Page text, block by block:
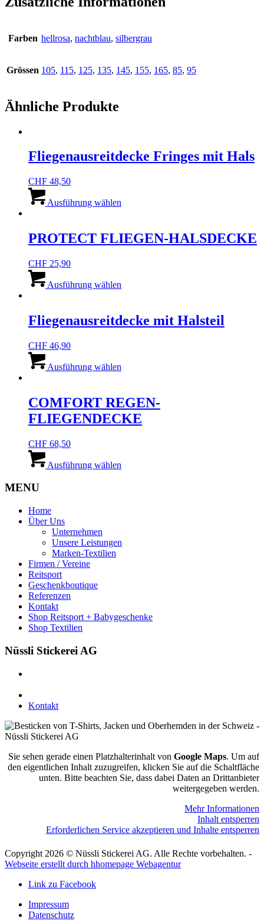
Farben hellrosa, nachtblau, silbergrau
Grössen 105, 115, 125, 135, 145, 155, 165, 85, 95
Ähnliche Produkte
Fliegenausreitdecke Fringes mit Hals
CHF 48,50
Ausführung wählen
Varianten
auf.
auf
gewählt
werden
PROTECT FLIEGEN-HALSDECKE
CHF 25,90
Ausführung wählen
Varianten
auf.
auf
gewählt
werden
Fliegenausreitdecke mit Halsteil
CHF 46,90
Ausführung wählen
Varianten
auf.
Die
Produktseite
COMFORT REGEN-
FLIEGENDECKE
CHF 68,50
Ausführung wählen
können
auf
MENU
Home
Über Uns
Unternehmen
Unsere Leistungen
Marken-Textilien
Firmen / Vereine
Reitsport
Geschenkboutique
Referenzen
Kontakt
Shop Reitsport + Babygeschenke
Shop Textilien
Nüssli Stickerei AG
Kontakt
Sie sehen gerade einen Platzhalterinhalt von Google Maps. Um auf
den eigentlichen Inhalt zuzugreifen, klicken Sie auf die Schaltfläche
unten. Bitte beachten Sie, dass dabei Daten an Drittanbieter
weitergegeben werden.
Mehr Informationen
Inhalt entsperren
Erforderlichen Service akzeptieren und Inhalte entsperren
Copyright 2026 © Nüssli Stickerei AG. Alle Rechte vorbehalten. -
Webseite erstellt durch hhomepage Webagentur
Link zu Facebook
Impressum
Datenschutz